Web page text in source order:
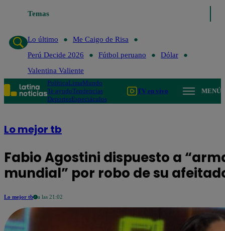
Temas
Caigo de Risa
Lo último
Me Caigo de Risa
Perú Decide 2026
Fútbol peruano
Dólar
Valentina Valiente
PolíticaLimaMundo
Te ayudoTendencias
DeportesEspectáculos
TV en vivo MENÚ
Lo mejor tb
Fabio Agostini dispuesto a
mundial” por robo de su
Lo mejor tb a las 21:02